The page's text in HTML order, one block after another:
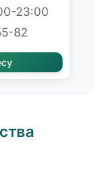
23:00
82